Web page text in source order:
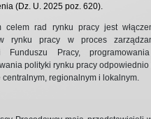
(Dz. U. 2025 poz. 620).
celem rad rynku pracy jest
rynku pracy w proces
Funduszu Pracy,
polityki rynku pracy odpowiednio
centralnym, regionalnym i lokalnym.